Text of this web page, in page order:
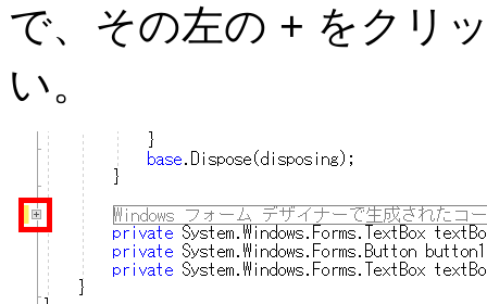
で、その左の + をクリ
い。